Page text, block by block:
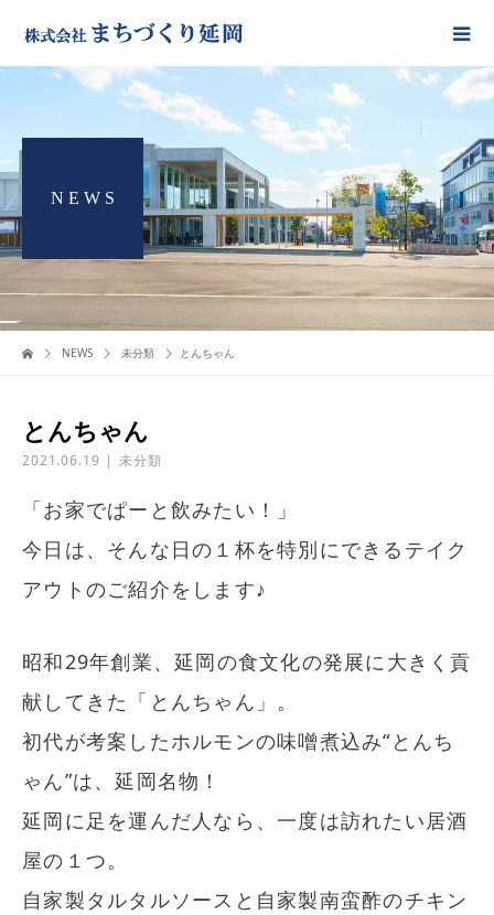
N E W S
NEWS 未分類 とんちゃん
とんちゃん
2021.06.19 未分類
「お家でぱーと飲みたい！」
今日は、そんな日の１杯を特別にできるテイク
アウトのご紹介をします♪
昭和29年創業、延岡の食文化の発展に大きく貢
献してきた「とんちゃん」。
初代が考案したホルモンの味噌煮込み“とんち
ゃん”は、延岡名物！
延岡に足を運んだ人なら、一度は訪れたい居酒
屋の１つ。
自家製タルタルソースと自家製南蛮酢のチキン